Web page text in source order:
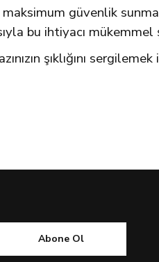
maksimum güvenlik
bu ihtiyacı mükemmel
şıklığını sergilemek
Abone Ol